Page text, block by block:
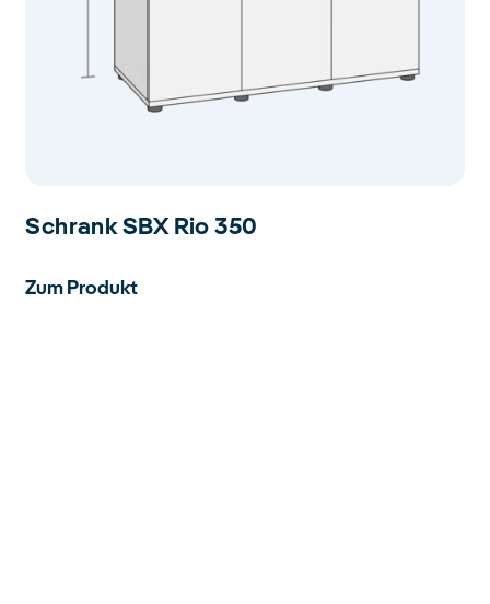
Schrank SBX Rio 350
Zum Produkt